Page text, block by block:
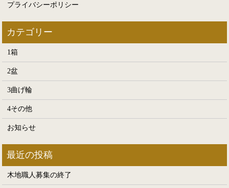
プライバシーポリシー
1箱
2盆
3曲げ輪
4その他
お知らせ
木地職人募集の終了